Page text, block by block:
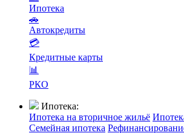
Ипотека
🚗
Автокредиты
💳
Кредитные карты
📊
РКО
Ипотека:
Ипотека на вторичное жильё
Семейная ипотека